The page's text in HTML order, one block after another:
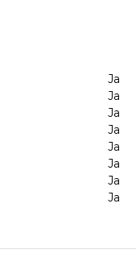
Ja
Ja
Ja
Ja
Ja
Ja
Ja
Ja